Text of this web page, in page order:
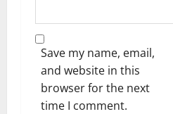
Save my name, email,
and website in this
browser for the next
time I comment.